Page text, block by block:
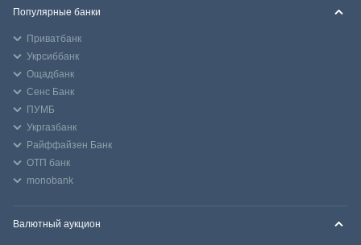
Популярные банки
Приватбанк
Укрсиббанк
Ощадбанк
Сенс Банк
ПУМБ
Укргазбанк
Райффайзен Банк
ОТП банк
monobank
Валютный аукцион